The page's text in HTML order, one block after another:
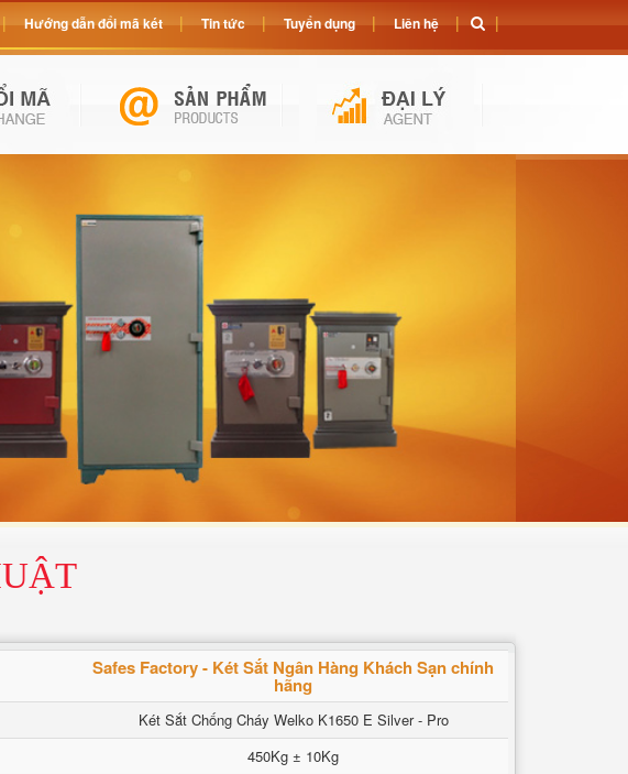
Safes Factory - Két Sắt Ngân Hàng Khách Sạn chính
hãng
Két Sắt Chống Cháy Welko K1650 E Silver - Pro
450Kg ± 10Kg
Hướng dẫn đổi mã két Tin tức Tuyển dụng Liên hệ